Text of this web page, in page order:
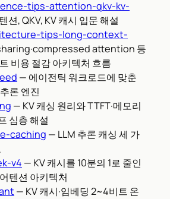
tips-attention-qkv-kv-
션, QKV, KV 캐시 입문 해설
tips-long-context-
attention 등
비용 절감 아키텍처 흐름
— 에이전틱 워크로드에 맞춘
론 엔진
— KV 캐싱 원리와 TTFT·메모리
심층 해설
caching — LLM 추론 캐싱 세 가
v4 — KV 캐시를 10분의 1로 줄인
텐션 아키텍처
— KV 캐시·임베딩 2~4비트 온